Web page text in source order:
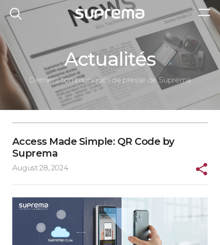
Actualités
Derniers communiqués de presse de Suprema
Access Made Simple: QR Code by
Suprema
August 28, 2024